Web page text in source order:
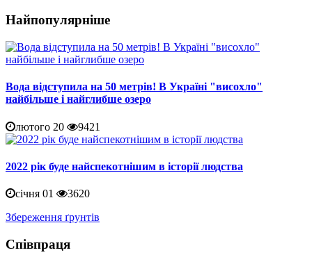
Найпопулярніше
Вода відступила на 50 метрів! В Україні "висохло"
найбільше і найглибше озеро
лютого 20 9421
2022 рік буде найспекотнішим в історії людства
січня 01
3620
Збереження ґрунтів
Співпраця